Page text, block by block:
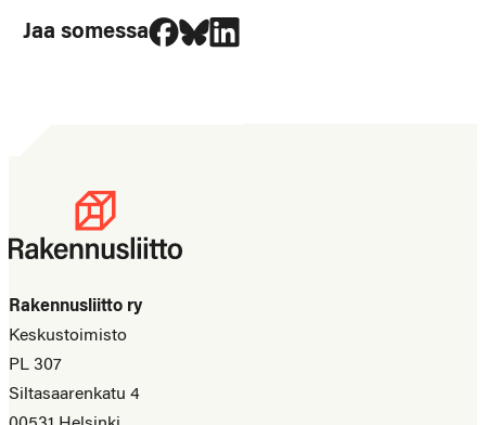
Jaa somessa
Jaa Facebookissa
Jaa Blueskyssa
Jaa LinkedIn:ssä
Rakennusliitto ry
Keskustoimisto
PL 307
Siltasaarenkatu 4